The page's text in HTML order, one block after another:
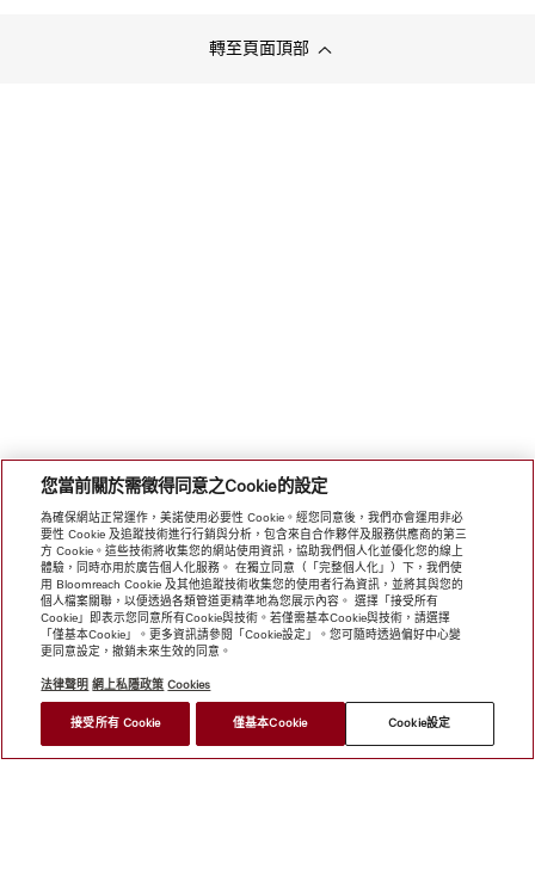
轉至頁面頂部
您當前關於需徵得同意之Cookie的設定
為確保網站正常運作，美諾使用必要性 Cookie。經您同意後，我們亦會運用非必
要性 Cookie 及追蹤技術進行行銷與分析，包含來自合作夥伴及服務供應商的第三
方 Cookie。這些技術將收集您的網站使用資訊，協助我們個人化並優化您的線上
體驗，同時亦用於廣告個人化服務。 在獨立同意（「完整個人化」）下，我們使
用 Bloomreach Cookie 及其他追蹤技術收集您的使用者行為資訊，並將其與您的
個人檔案關聯，以便透過各類管道更精準地為您展示內容。 選擇「接受所有
Cookie」即表示您同意所有Cookie與技術。若僅需基本Cookie與技術，請選擇
「僅基本Cookie」。更多資訊請參閱「Cookie設定」。您可隨時透過偏好中心變
更同意設定，撤銷未來生效的同意。
法律聲明 網上私隱政策 Cookies
接受所有 Cookie 僅基本Cookie Cookie設定